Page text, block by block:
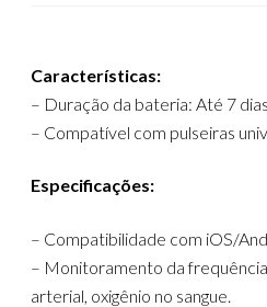
Características:
– Duração da bateria: Até 7 dias.
– Compatível com pulseiras
Especificações:
– Compatibilidade com iOS/
– Monitoramento da
arterial, oxigênio no sangue.